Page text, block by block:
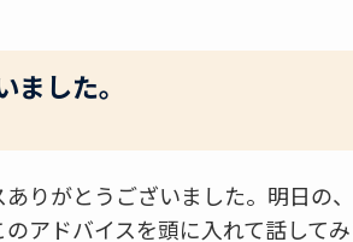
した。
りがとうございました。明日の
アドバイスを頭に入れて話して